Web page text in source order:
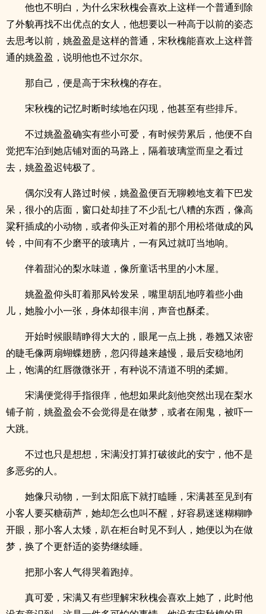
他也不明白，为什么宋秋槐会喜欢上这样一个普通到除
了外貌再找不出优点的女人，他想要以一种高于以前的姿态
去思考以前，姚盈盈是这样的普通，宋秋槐能喜欢上这样普
通的姚盈盈，说明他也不过尔尔。
那自己，便是高于宋秋槐的存在。
宋秋槐的记忆时断时续地在闪现，他甚至有些排斥。
不过姚盈盈确实有些小可爱，有时候劳累后，他便不自
觉把车泊到她店铺对面的马路上，隔着玻璃堂而皇之看过
去，姚盈盈迟钝极了。
偶尔没有人路过时候，姚盈盈便百无聊赖地支着下巴发
呆，很小的店面，窗口处却挂了不少乱七八糟的东西，像高
粱秆插成的小动物，或者仰头正对着的那个用松塔做成的风
铃，中间有不少磨平的玻璃片，一有风过就叮当地响。
伴着甜沁的梨水味道，像所童话书里的小木屋。
姚盈盈仰头盯着那风铃发呆，嘴里胡乱地哼着些小曲
儿，她脸小小一张，身体却很丰润，声音也酥柔。
开始时候眼睛睁得大大的，眼尾一点上挑，卷翘又浓密
的睫毛像两扇蝴蝶翅膀，忽闪得越来越慢，最后安稳地闭
上，饱满的红唇微微张开，有种说不清道不明的柔媚。
宋满便觉得手指很痒，他想如果此刻他突然出现在梨水
铺子前，姚盈盈会不会觉得是在做梦，或者在闹鬼，被吓一
大跳。
不过也只是想想，宋满没打算打破彼此的安宁，他不是
多恶劣的人。
她像只动物，一到太阳底下就打瞌睡，宋满甚至见到有
小客人要买糖葫芦，她却怎么也叫不醒，好容易迷迷糊糊睁
开眼，那小客人太矮，趴在柜台时见不到人，她便以为在做
梦，换了个更舒适的姿势继续睡。
把那小客人气得哭着跑掉。
真可爱，宋满又有些理解宋秋槐会喜欢上她了，此时他